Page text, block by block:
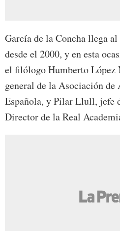
García de la Concha llega
desde el 2000, y en esta
el filólogo Humberto López
general de la Asociación de
Española, y Pilar Llull, jefe
Director de la Real